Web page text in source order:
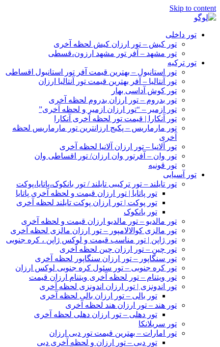
Skip to content
تور داخلی
تور کیش – تور ارزان کیش لحظه آخری
تور مشهد – آفر تور مشهد ارزون،قسطی
تور ترکیه
تور استانبول – بهترین قیمت آفر تور استانبول اقساطی
تور آنتالیا – آفر بهترین قیمت تور آنتالیا ارزان
تور کوش آداسی بهار
تور بدروم – تور ارزان بدروم لحظه آخری
تور ازمیر – “تور ارزان ازمیر و لحظه آخری”
تور آنکارا | قیمت تور لحظه آخری آنکارا
تور مارماریس – پکیج ارزانترین تور مارماریس لحظه
آخری
تور آلانیا – تور ارزان آلانیا لحظه آخری
تور وان – آفرتور وان ارزان/ تور اقساطی وان
تور قونیه
تور آسیایی
تور تایلند – تور ترکیبی تایلند / تور بانکوک،پاتایا،پوکت
تور پاتایا | تور ارزان قیمت و لحظه آخری پاتایا
تور پوکت | تور ارزان پوکت تایلند لحظه آخری
تور بانکوک
تور مالدیو – تور مالدیو ارزان قیمت و لحظه آخری
تور مالزی کوالالامپور – تور ارزان مالزی لحظه آخری
تور ژاپن | تور مناسب قیمت و لوکس ژاپن ، کره جنوبی
تور چین – تور ارزان چین لحظه آخری
تور سنگاپور – تور ارزان سنگاپور لحظه آخری
تور کره جنوبی – تور سئول کره جنوبی لوکس ارزان
تور ویتنام – تور لحظه آخری ویتنام ارزان قیمت
تور اندونزی | تور ارزان اندونزی لحظه آخری
تور بالی – تور ارزان بالی لحظه آخری
تور هند – تور ارزان هند لحظه آخری
تور دهلی – تور ارزان دهلی لحظه آخری
تور سریلانکا
تور امارات – بهترین قیمت تور دبی ارزان
تور دبی – تور ارزان و لحظه آخری دبی